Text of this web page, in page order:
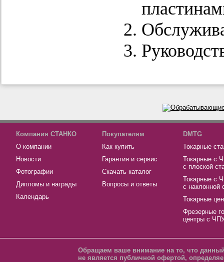
Компания СТАНКО
О компании
Новости
Фотографии
Дипломы и награды
Календарь
Покупателям
Как купить
Гарантия и сервис
Скачать каталог
Вопросы и ответы
DMTG
Токарные
Токарные с
с плоской
Токарные с
с наклонной
Токарные
Фрезерные
центры с
Обращаем ваше внимание на то, что
не является публичной офертой,